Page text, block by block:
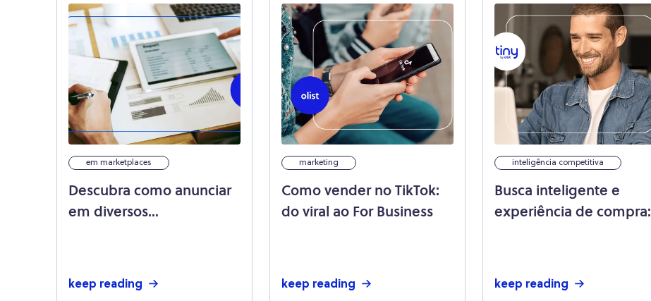
em marketplaces
Descubra como anunciar
em diversos
vendas!
keep reading
marketing
Como vender no TikTok:
do viral ao For Business
keep reading
inteligência competitiva
Busca inteligente e
experiência de compra:
keep reading